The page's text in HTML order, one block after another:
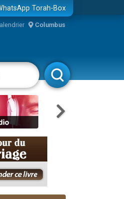
Torah-Box
Columbus